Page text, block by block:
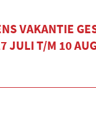
VAKANTIE
JULI T/M 10